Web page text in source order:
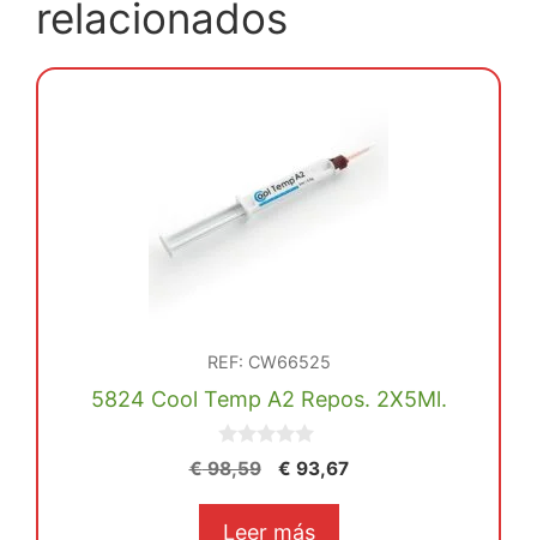
relacionados
REF: CW66525
5824 Cool Temp A2 Repos. 2X5Ml.
0
d
€98,59
El
original
€ 93,67El
Leer más